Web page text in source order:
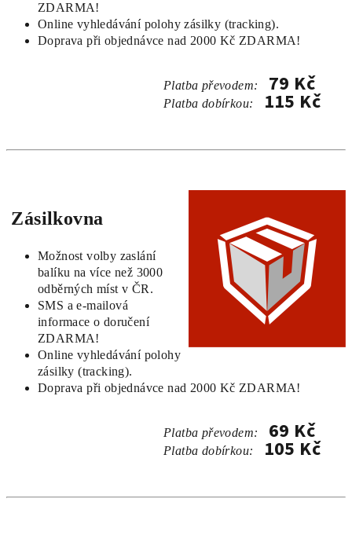
ZDARMA!
Online vyhledávání polohy zásilky (tracking).
Doprava při objednávce nad 2000 Kč ZDARMA!
Platba převodem: 79 Kč
Platba dobírkou: 115 Kč
Zásilkovna
Možnost volby zaslání
balíku na více než 3000
odběrných míst v ČR.
SMS a e-mailová
informace o doručení
ZDARMA!
Online vyhledávání polohy
zásilky (tracking).
Doprava při objednávce nad 2000 Kč ZDARMA!
Platba převodem: 69 Kč
Platba dobírkou: 105 Kč